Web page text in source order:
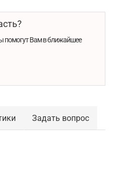
помогут Вам в ближайшее
Задать вопрос